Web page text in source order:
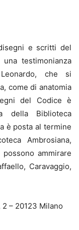
e scritti del
testimonianza
che si
come di anatomia
del Codice è
della Biblioteca
è posta al termine
Ambrosiana,
ammirare
Caravaggio,
– 20123 Milano